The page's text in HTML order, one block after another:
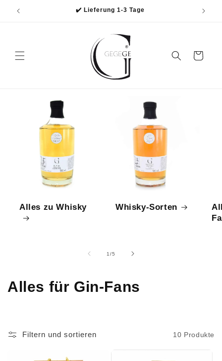
zum
✔️ Lieferung 1-3 Tage
Warenkorb
Alles zu Whisky Whisky-Sorten
1/von
5
K
Alles für Gin-Fans
Filtern und sortieren 10 Produkte